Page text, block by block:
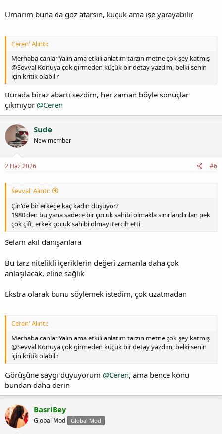
Umarım buna da göz atarsın, küçük ama işe yarayabilir
Ceren' Alıntı:
Merhaba canlar Yalın ama etkili anlatım tarzın metne çok şey katmış
@Sevval Konuya çok girmeden küçük bir detay yazdım, belki senin
için kritik olabilir
Burada biraz abartı sezdim, her zaman böyle sonuçlar
çıkmıyor @Ceren
Sude
New member
2 Haz 2026 #6
Sevval' Alıntı:
Çin'de bir erkeğe kaç kadın düşüyor?
1980'den bu yana sadece bir çocuk sahibi olmakla sınırlandırılan pek
çok çift, erkek çocuk sahibi olmayı tercih etti
Selam akıl danışanlara
Bu tarz nitelikli içeriklerin değeri zamanla daha çok
anlaşılacak, eline sağlık
Ekstra olarak bunu söylemek istedim, çok uzatmadan
Ceren' Alıntı:
Merhaba canlar Yalın ama etkili anlatım tarzın metne çok şey katmış
@Sevval Konuya çok girmeden küçük bir detay yazdım, belki senin
için kritik olabilir
Görüşüne saygı duyuyorum @Ceren, ama bence konu
bundan daha derin
BasriBey
Global Mod Global Mod